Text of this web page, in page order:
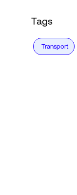
Tags
Transport